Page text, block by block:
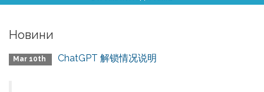
Новини
Mar 10th ChatGPT 解锁情况说明